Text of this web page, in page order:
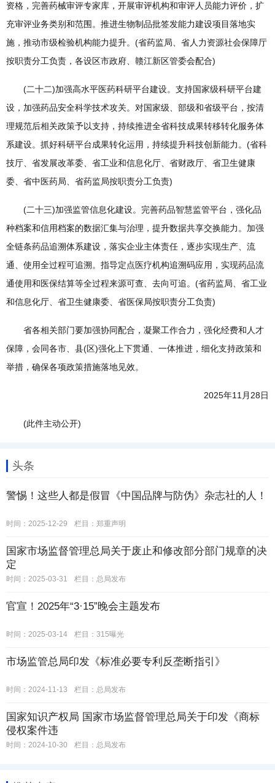
资格，完善药械审评专家库，开展审评机构和审评人员能力评价，扩
充审评业务类别和范围。推进生物制品批签发能力建设项目落地实
施，推动市级检验机构能力提升。(省药监局、省人力资源社会保障厅
按职责分工负责，各设区市政府、赣江新区管委会配合)
(二十二)加强高水平医药科研平台建设。支持国家级科研平台建
设，加强药品安全科学技术攻关。对国家级、部级和省级平台，按清
理规范后相关政策予以支持，持续推进全省科技成果转移转化服务体
系建设。抓好科研平台成果转化运用，持续提升科技创新能力。(省科
技厅、省发展改革委、省工业和信息化厅、省财政厅、省卫生健康
委、省中医药局、省药监局按职责分工负责)
(二十三)加强监管信息化建设。完善药品智慧监管平台，强化品
种档案和信用档案的数据汇集与治理，提升数据共享交换能力。加强
全链条药品追溯体系建设，落实企业主体责任，逐步实现生产、流
通、使用全过程可追溯。指导定点医疗机构追溯码应用，实现药品流
通使用和医保结算等全过程来源可查、去向可追。(省药监局、省工业
和信息化厅、省卫生健康委、省医保局按职责分工负责)
省各相关部门要加强协同配合，凝聚工作合力，强化经费和人才
保障，会同各市、县(区)强化上下贯通、一体推进，细化支持政策和
举措，确保各项政策措施落地见效。
2025年11月28日
(此件主动公开)
头条
警惕！这些人都是假冒《中国品牌与防伪》杂志社的人！
时间：2025-12-29 栏目： 郑重声明
国家市场监督管理总局关于废止和修改部分部门规章的决
定
时间：2025-03-31 栏目： 总局发布
官宣！2025年“3·15”晚会主题发布
时间：2025-03-14 栏目： 315曝光
市场监管总局印发《标准必要专利反垄断指引》
时间：2024-11-13 栏目： 总局发布
国家知识产权局 国家市场监督管理总局关于印发《商标
侵权案件违
时间：2024-10-30 栏目： 总局发布